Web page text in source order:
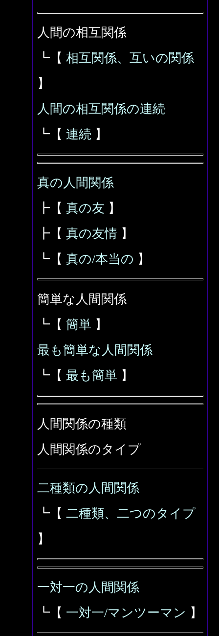
人間の相互関係
┗【 相互関係、互いの関係
】
人間の相互関係の連続
┗【 連続 】
真の人間関係
┣【 真の友 】
┣【 真の友情 】
┗【 真の/本当の 】
簡単な人間関係
┗【 簡単 】
最も簡単な人間関係
┗【 最も簡単 】
人間関係の種類
人間関係のタイプ
二種類の人間関係
┗【 二種類、二つのタイプ
】
一対一の人間関係
┗【 一対一/マンツーマン 】